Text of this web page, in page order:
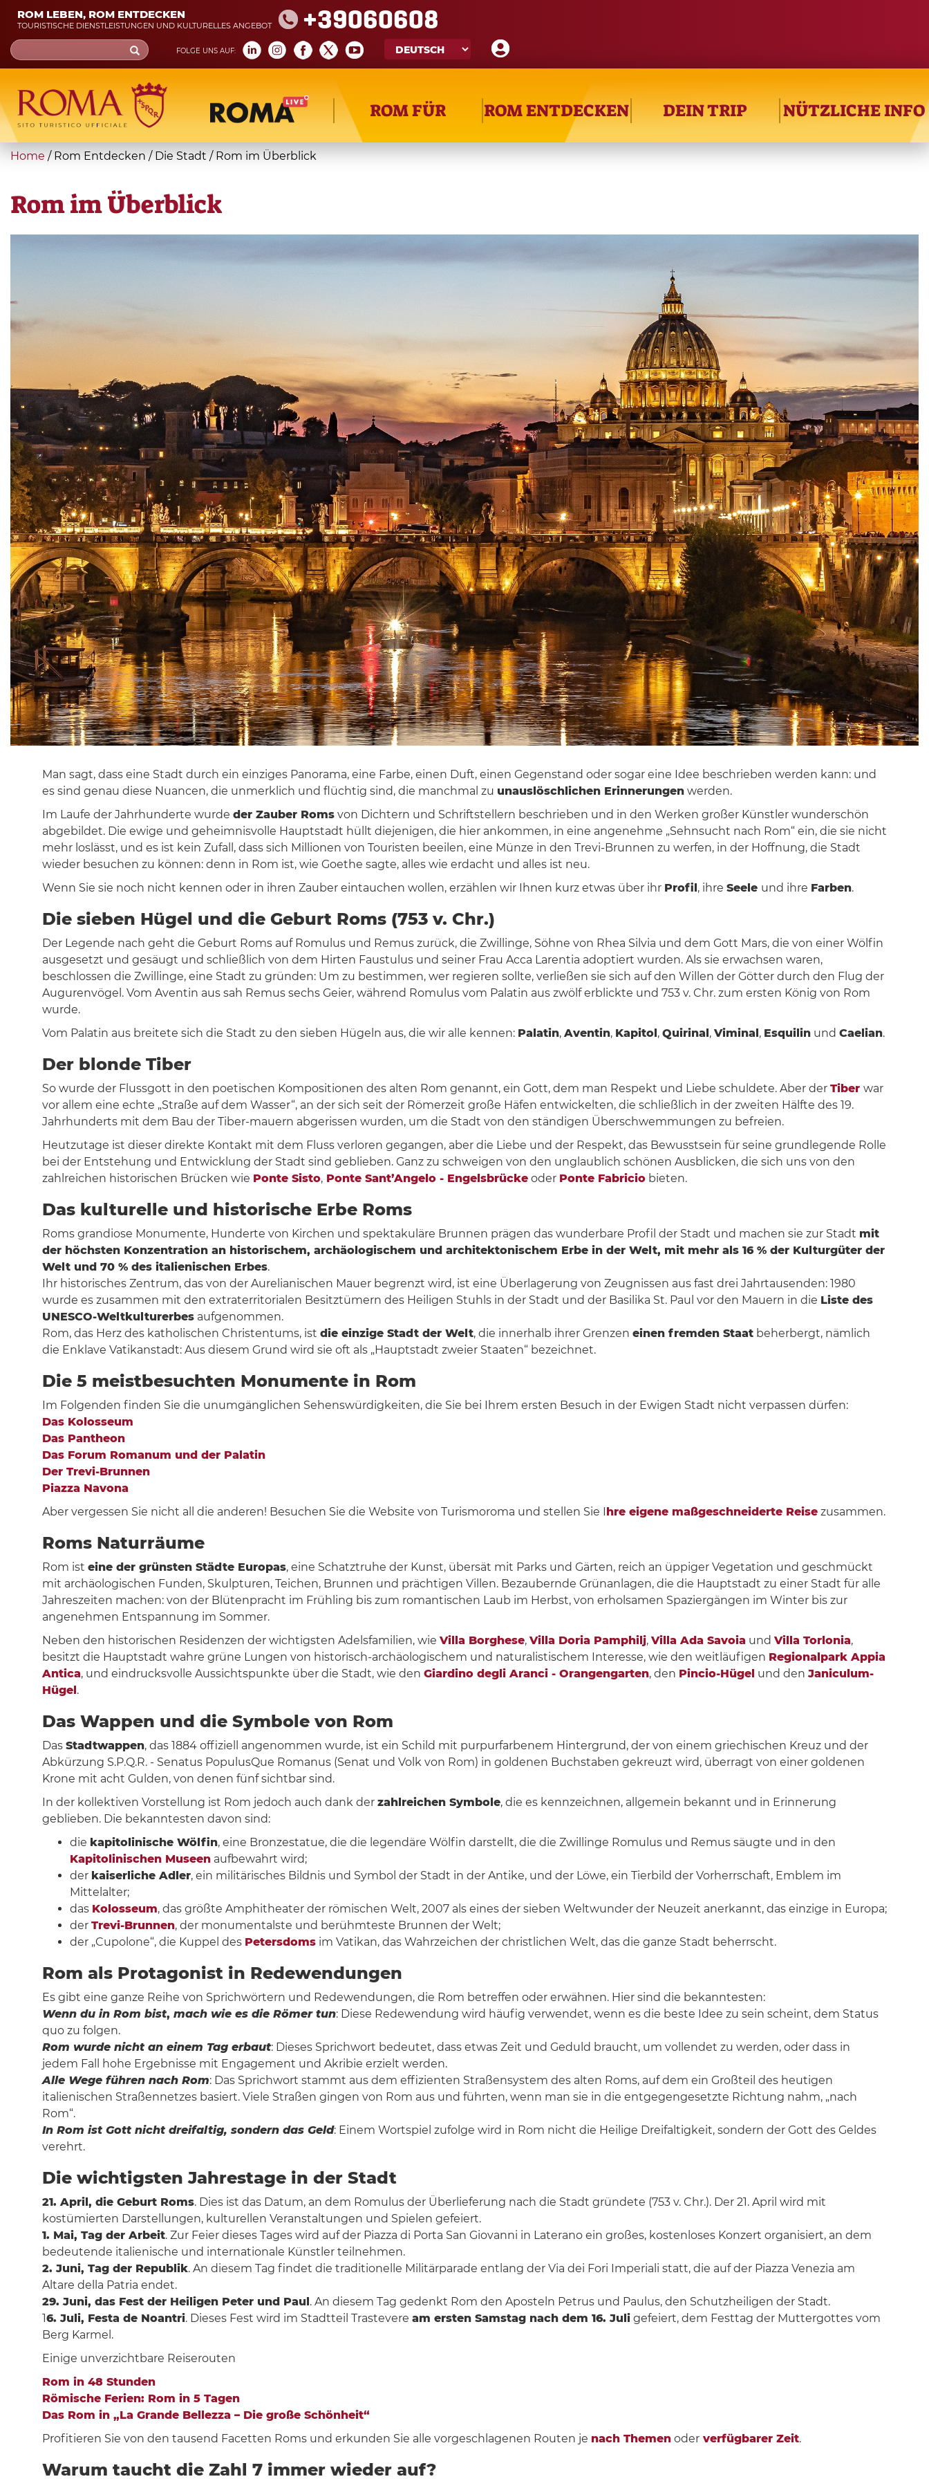
Skip
main
content
ROM LEBEN, ROM ENTDECKEN
TOURISTISCHE DIENSTLEISTUNGEN UND KULTURELLES ANGEBOT +39060608
FOLGE UNS AUF:
Search
form
Suche
ROM FÜR ROM ENTDECKEN DEIN TRIP NÜTZLICHE INFO
You
here
Home / Rom Entdecken / Die Stadt / Rom im Überblick
Rom im Überblick
Man sagt, dass eine Stadt durch ein einziges Panorama, eine Farbe, einen Duft, einen Gegenstand oder sogar eine Idee beschrieben werden kann: und
es sind genau diese Nuancen, die unmerklich und flüchtig sind, die manchmal zu unauslöschlichen Erinnerungenwerden.
Im Laufe der Jahrhunderte wurde der Zauber Romsvon Dichtern und Schriftstellern beschrieben und in den Werken großer Künstler wunderschön
abgebildet. Die ewige und geheimnisvolle Hauptstadt hüllt diejenigen, die hier ankommen, in eine angenehme „Sehnsucht nach Rom“ ein, die sie nicht
mehr loslässt, und es ist kein Zufall, dass sich Millionen von Touristen beeilen, eine Münze in den Trevi-Brunnen zu werfen, in der Hoffnung, die Stadt
wieder besuchen zu können: denn in Rom ist, wie Goethe sagte, alles wie erdacht und alles ist neu.
Wenn Sie sie noch nicht kennen oder in ihren Zauber eintauchen wollen, erzählen wir Ihnen kurz etwas über ihr Profil, ihre Seele und ihre Farben.
Die sieben Hügel und die Geburt Roms (753 v. Chr.)
Der Legende nach geht die Geburt Roms auf Romulus und Remus zurück, die Zwillinge, Söhne von Rhea Silvia und dem Gott Mars, die von einer Wölfin
ausgesetzt und gesäugt und schließlich von dem Hirten Faustulus und seiner Frau Acca Larentia adoptiert wurden. Als sie erwachsen waren,
beschlossen die Zwillinge, eine Stadt zu gründen: Um zu bestimmen, wer regieren sollte, verließen sie sich auf den Willen der Götter durch den Flug der
Augurenvögel. Vom Aventin aus sah Remus sechs Geier, während Romulus vom Palatin aus zwölf erblickte und 753 v. Chr. zum ersten König von Rom
wurde.
Vom Palatin aus breitete sich die Stadt zu den sieben Hügeln aus, die wir alle kennen: Palatin, Aventin, Kapitol, Quirinal, Viminal, Esquilinund Caelian.
Der blonde Tiber
So wurde der Flussgott in den poetischen Kompositionen des alten Rom genannt, ein Gott, dem man Respekt und Liebe schuldete. Aber der Tiber war
vor allem eine echte „Straße auf dem Wasser“, an der sich seit der Römerzeit große Häfen entwickelten, die schließlich in der zweiten Hälfte des 19.
Jahrhunderts mit dem Bau der Tiber-mauern abgerissen wurden, um die Stadt von den ständigen Überschwemmungen zu befreien.
Heutzutage ist dieser direkte Kontakt mit dem Fluss verloren gegangen, aber die Liebe und der Respekt, das Bewusstsein für seine grundlegende Rolle
bei der Entstehung und Entwicklung der Stadt sind geblieben. Ganz zu schweigen von den unglaublich schönen Ausblicken, die sich uns von den
zahlreichen historischen Brücken wie Ponte Sisto,Ponte Sant’Angelo - Engelsbrückeoder Ponte Fabriciobieten.
Das kulturelle und historische Erbe Roms
Roms grandiose Monumente, Hunderte von Kirchen und spektakuläre Brunnen prägen das wunderbare Profil der Stadt und machen sie zur Stadt mit
der höchsten Konzentration an historischem, archäologischem und architektonischem Erbe in der Welt, mit mehr als 16 % der Kulturgüter der
Welt und 70 % des italienischen Erbes.
Ihr historisches Zentrum, das von der Aurelianischen Mauer begrenzt wird, ist eine Überlagerung von Zeugnissen aus fast drei Jahrtausenden: 1980
wurde es zusammen mit den extraterritorialen Besitztümern des Heiligen Stuhls in der Stadt und der Basilika St. Paul vor den Mauern in die Liste des
UNESCO-Weltkulturerbesaufgenommen.
Rom, das Herz des katholischen Christentums, ist die einzige Stadt der Welt, die innerhalb ihrer Grenzen einen fremden Staatbeherbergt, nämlich
die Enklave Vatikanstadt: Aus diesem Grund wird sie oft als „Hauptstadt zweier Staaten“ bezeichnet.
Die 5 meistbesuchten Monumente in Rom
Im Folgenden finden Sie die unumgänglichen Sehenswürdigkeiten, die Sie bei Ihrem ersten Besuch in der Ewigen Stadt nicht verpassen dürfen:
Das Kolosseum
Das Pantheon
Das Forum Romanum und der Palatin
Der Trevi-Brunnen
Piazza Navona
Aber vergessen Sie nicht all die anderen! Besuchen Sie die Website von Turismoroma und stellen Sie Ihre eigene maßgeschneiderte Reisezusammen.
Roms Naturräume
Rom ist eine der grünsten Städte Europas, eine Schatztruhe der Kunst, übersät mit Parks und Gärten, reich an üppiger Vegetation und geschmückt
mit archäologischen Funden, Skulpturen, Teichen, Brunnen und prächtigen Villen. Bezaubernde Grünanlagen, die die Hauptstadt zu einer Stadt für alle
Jahreszeiten machen: von der Blütenpracht im Frühling bis zum romantischen Laub im Herbst, von erholsamen Spaziergängen im Winter bis zur
angenehmen Entspannung im Sommer.
Neben den historischen Residenzen der wichtigsten Adelsfamilien, wie Villa Borghese, Villa Doria Pamphilj, Villa Ada Savoiaund Villa Torlonia,
besitzt die Hauptstadt wahre grüne Lungen von historisch-archäologischem und naturalistischem Interesse, wie den weitläufigen Regionalpark Appia
Antica, und eindrucksvolle Aussichtspunkte über die Stadt, wie den Giardino degli Aranci - Orangengarten, den Pincio-Hügel und denJaniculum-
Hügel.
Das Wappen und die Symbole von Rom
Das Stadtwappen, das 1884 offiziell angenommen wurde, ist ein Schild mit purpurfarbenem Hintergrund, der von einem griechischen Kreuz und der
Abkürzung S.P.Q.R. - Senatus PopulusQue Romanus (Senat und Volk von Rom) in goldenen Buchstaben gekreuzt wird, überragt von einer goldenen
Krone mit acht Gulden, von denen fünf sichtbar sind.
In der kollektiven Vorstellung ist Rom jedoch auch dank der zahlreichen Symbole, die es kennzeichnen, allgemein bekannt und in Erinnerung
geblieben. Die bekanntesten davon sind:
die kapitolinische Wölfin, eine Bronzestatue, die die legendäre Wölfin darstellt, die die Zwillinge Romulus und Remus säugte und in den
Kapitolinischen Museenaufbewahrt wird;
der kaiserliche Adler, ein militärisches Bildnis und Symbol der Stadt in der Antike, und der Löwe, ein Tierbild der Vorherrschaft, Emblem im
Mittelalter;
das Kolosseum, das größte Amphitheater der römischen Welt, 2007 als eines der sieben Weltwunder der Neuzeit anerkannt, das einzige in Europa;
der Trevi-Brunnen, der monumentalste und berühmteste Brunnen der Welt;
der „Cupolone“, die Kuppel des Petersdomsim Vatikan, das Wahrzeichen der christlichen Welt, das die ganze Stadt beherrscht.
Rom als Protagonist in Redewendungen
Es gibt eine ganze Reihe von Sprichwörtern und Redewendungen, die Rom betreffen oder erwähnen. Hier sind die bekanntesten:
Wenn du in Rom bist, mach wie es die Römer tun: Diese Redewendung wird häufig verwendet, wenn es die beste Idee zu sein scheint, dem Status
quo zu folgen.
Rom wurde nicht an einem Tag erbaut: Dieses Sprichwort bedeutet, dass etwas Zeit und Geduld braucht, um vollendet zu werden, oder dass in
jedem Fall hohe Ergebnisse mit Engagement und Akribie erzielt werden.
Alle Wege führen nach Rom: Das Sprichwort stammt aus dem effizienten Straßensystem des alten Roms, auf dem ein Großteil des heutigen
italienischen Straßennetzes basiert. Viele Straßen gingen von Rom aus und führten, wenn man sie in die entgegengesetzte Richtung nahm, „nach
Rom“.
In Rom ist Gott nicht dreifaltig, sondern das Geld: Einem Wortspiel zufolge wird in Rom nicht die Heilige Dreifaltigkeit, sondern der Gott des Geldes
verehrt.
Die wichtigsten Jahrestage in der Stadt
21. April, die Geburt Roms. Dies ist das Datum, an dem Romulus der Überlieferung nach die Stadt gründete (753 v. Chr.). Der 21. April wird mit
kostümierten Darstellungen, kulturellen Veranstaltungen und Spielen gefeiert.
1. Mai, Tag der Arbeit. Zur Feier dieses Tages wird auf der Piazza di Porta San Giovanni in Laterano ein großes, kostenloses Konzert organisiert, an dem
bedeutende italienische und internationale Künstler teilnehmen.
2. Juni, Tag der Republik. An diesem Tag findet die traditionelle Militärparade entlang der Via dei Fori Imperiali statt, die auf der Piazza Venezia am
Altare della Patria endet.
29. Juni, das Fest der Heiligen Peter und Paul. An diesem Tag gedenkt Rom den Aposteln Petrus und Paulus, den Schutzheiligen der Stadt.
16. Juli, Festa de Noantri. Dieses Fest wird im Stadtteil Trastevere am ersten Samstag nach dem 16. Juligefeiert, dem Festtag der Muttergottes vom
Berg Karmel.
Einige unverzichtbare Reiserouten
Rom in 48 Stunden
Römische Ferien: Rom in 5 Tagen
Das Rom in „La Grande Bellezza – Die große Schönheit“
Profitieren Sie von den tausend Facetten Roms und erkunden Sie alle vorgeschlagenen Routen je nach Themenoderverfügbarer Zeit.
Warum taucht die Zahl 7 immer wieder auf?